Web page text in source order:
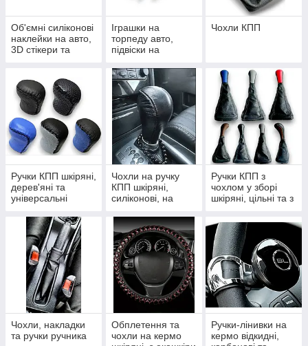
Об'ємні силіконові
наклейки на авто,
3D стікери та
Іграшки на
торпеду авто,
підвіски на
сувеніри
Чохли КПП
Ручки КПП шкіряні,
дерев'яні та
універсальні
Чохли на ручку
КПП шкіряні,
силіконові, на
Ручки КПП з
чохлом у зборі
шкіряні, цільні та з
Чохли, накладки
та ручки ручника
Обплетення та
чохли на кермо
Ручки-лінивки на
кермо відкидні,